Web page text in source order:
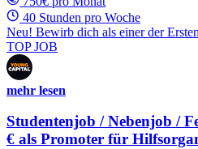
40 Stunden pro Woche
Neu! Bewirb dich als einer der Ersten
TOP JOB
mehr lesen
Studentenjob / Nebenjob /
€ als Promoter für